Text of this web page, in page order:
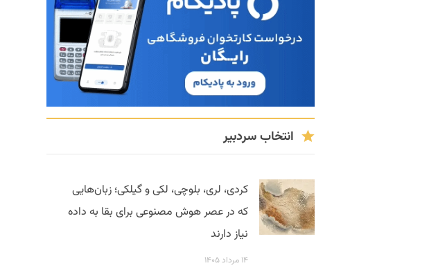
انتخاب سردبیر
کردی، لری، بلوچی، لکی و گیلکی؛ زبان‌هایی
که در عصر هوش مصنوعی برای بقا به داده
نیاز دارند
۱۴ مرداد ۱۴۰۵